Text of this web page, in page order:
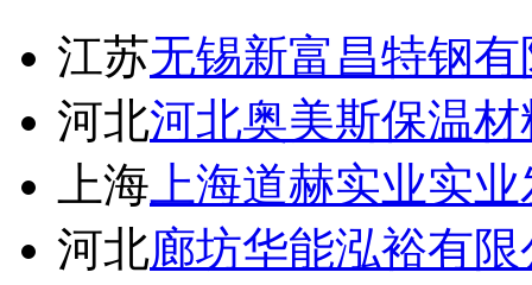
江苏无锡新富昌特钢
河北河北奥美斯保温
上海 上海道赫实业实
河北廊坊华能泓裕有